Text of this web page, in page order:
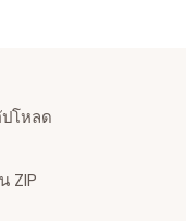
โหลด
ZIP